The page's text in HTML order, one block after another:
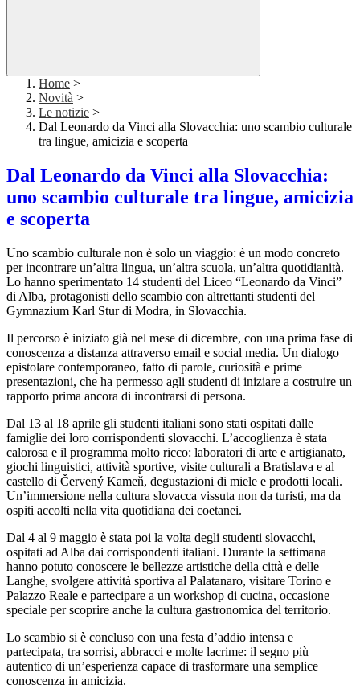
Home >
Novità >
Le notizie >
Dal Leonardo da Vinci alla Slovacchia: uno scambio culturale
tra lingue, amicizia e scoperta
Dal Leonardo da Vinci alla Slovacchia:
uno scambio culturale tra lingue, amicizia
e scoperta
Uno scambio culturale non è solo un viaggio: è un modo concreto
per incontrare un’altra lingua, un’altra scuola, un’altra quotidianità.
Lo hanno sperimentato 14 studenti del Liceo “Leonardo da Vinci”
di Alba, protagonisti dello scambio con altrettanti studenti del
Gymnazium Karl Stur di Modra, in Slovacchia.
Il percorso è iniziato già nel mese di dicembre, con una prima fase di
conoscenza a distanza attraverso email e social media. Un dialogo
epistolare contemporaneo, fatto di parole, curiosità e prime
presentazioni, che ha permesso agli studenti di iniziare a costruire un
rapporto prima ancora di incontrarsi di persona.
Dal 13 al 18 aprile gli studenti italiani sono stati ospitati dalle
famiglie dei loro corrispondenti slovacchi. L’accoglienza è stata
calorosa e il programma molto ricco: laboratori di arte e artigianato,
giochi linguistici, attività sportive, visite culturali a Bratislava e al
castello di Červený Kameň, degustazioni di miele e prodotti locali.
Un’immersione nella cultura slovacca vissuta non da turisti, ma da
ospiti accolti nella vita quotidiana dei coetanei.
Dal 4 al 9 maggio è stata poi la volta degli studenti slovacchi,
ospitati ad Alba dai corrispondenti italiani. Durante la settimana
hanno potuto conoscere le bellezze artistiche della città e delle
Langhe, svolgere attività sportiva al Palatanaro, visitare Torino e
Palazzo Reale e partecipare a un workshop di cucina, occasione
speciale per scoprire anche la cultura gastronomica del territorio.
Lo scambio si è concluso con una festa d’addio intensa e
partecipata, tra sorrisi, abbracci e molte lacrime: il segno più
autentico di un’esperienza capace di trasformare una semplice
conoscenza in amicizia.